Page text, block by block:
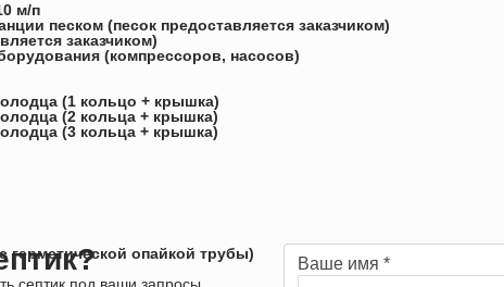
м/п
песком (песок предоставляется заказчиком)
заказчиком)
(компрессоров, насосов)
(1 кольцо + крышка)
(2 кольца + крышка)
(3 кольца + крышка)
герметической опайкой трубы)
Ваше имя *